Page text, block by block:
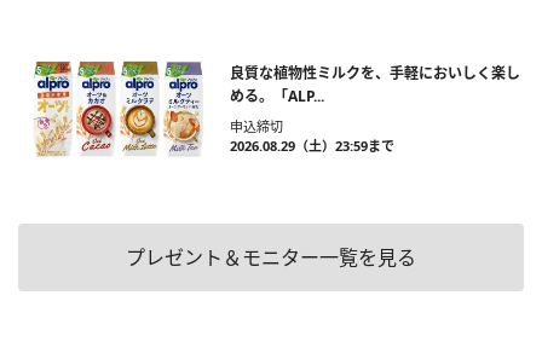
良質な植物性ミルクを、手軽においしく楽し
める。「ALP...
申込締切
2026.08.29（土）23:59まで
プレゼント＆モニター一覧を見る